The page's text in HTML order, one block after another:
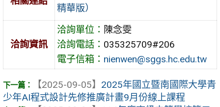
精華版）
洽詢資訊
洽詢單位： 陳念雯
洽詢電話： 035325709#206
電子信箱： nienwen@sggs.hc.edu.tw
【2025-09-05】 2025年國立暨南國際大學青
少年AI程式設計先修推廣計畫9月份線上課程